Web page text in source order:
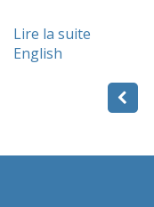
Lire la suite
English